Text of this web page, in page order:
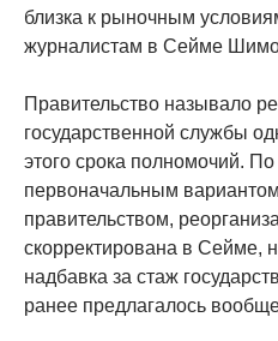
близка к рыночным
журналистам в Сейме
Правительство называло
государственной службы
этого срока полномочий.
первоначальным
правительством,
скорректирована в Сейме,
надбавка за стаж
ранее предлагалось вообще